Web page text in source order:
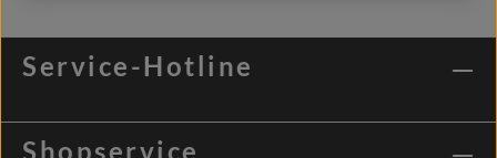
Service-Hotline
Shopservice